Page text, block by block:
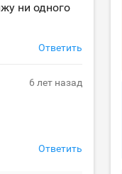
ни одного
Ответить
6 лет назад
Ответить